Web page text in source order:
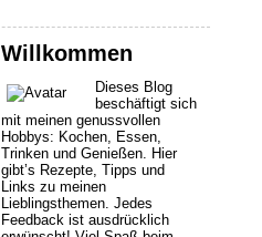
Willkommen
Dieses Blog
beschäftigt sich
mit meinen genussvollen
Hobbys: Kochen, Essen,
Trinken und Genießen. Hier
gibt’s Rezepte, Tipps und
Links zu meinen
Lieblingsthemen. Jedes
Feedback ist ausdrücklich